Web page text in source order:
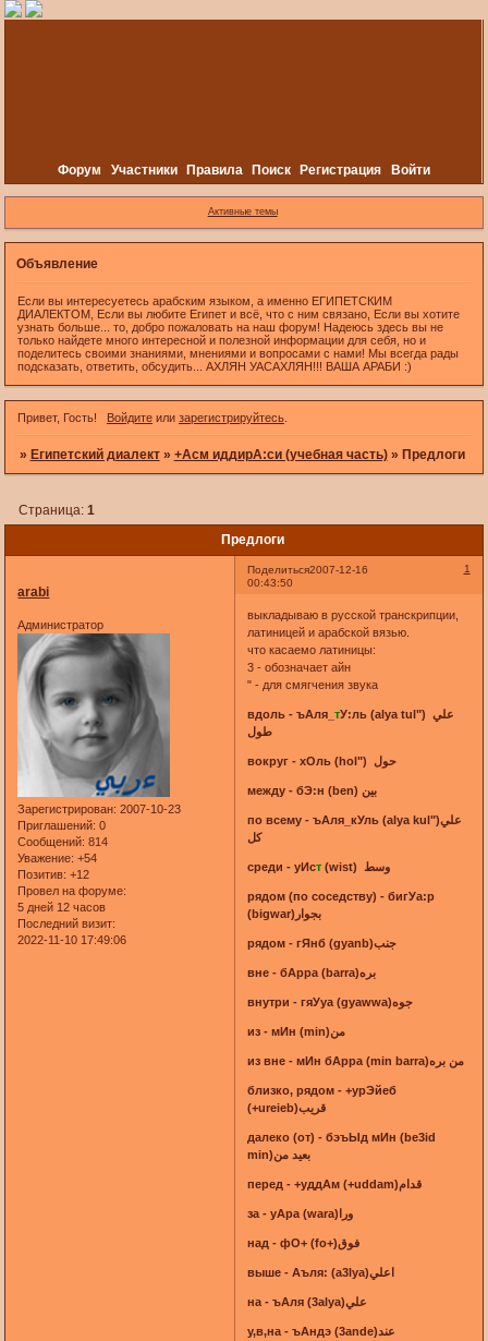
Форум Участники Правила Поиск Регистрация Войти
Активные темы
Объявление
Если вы интересуетесь арабским языком, а именно ЕГИПЕТСКИМ
ДИАЛЕКТОМ, Если вы любите Египет и всё, что с ним связано, Если вы хотите
узнать больше... то, добро пожаловать на наш форум! Надеюсь здесь вы не
только найдете много интересной и полезной информации для себя, но и
поделитесь своими знаниями, мнениями и вопросами с нами! Мы всегда рады
подсказать, ответить, обсудить... АХЛЯН УАСАХЛЯН!!! ВАША АРАБИ :)
Привет, Гость! Войдитеили зарегистрируйтесь.
» Египетский диалект » +Асм иддирА:си (учебная часть) » Предлоги
Предлоги
Страница: 1
Поделиться 1
2007-12-16
00:43:50
arabi
Администратор
Зарегистрирован: 2007-10-23
Приглашений: 0
Сообщений: 814
Уважение: +54
Позитив: +12
Провел на форуме:
5 дней 12 часов
Последний визит:
2022-11-10 17:49:06
выкладываю в русской транскрипции,
латиницей и арабской вязью.
что касаемо латиницы:
3 - обозначает айн
" - для смягчения звука
вдоль - ъАля_ тУ:ль (alya tul") علي
طول
вокруг - хОль (hol") حول
между - бЭ:н (ben) بين
по всему - ъАля_кУль (alya kul")علي
كل
среди - уИст (wist) وسط
рядом (по соседству) - бигУа:р
(bigwar)بجوار
рядом - гЯнб (gyanb)جنب
вне - бАрра (barra)بره
внутри - гяУуа (gyawwa)جوه
из - мИн (min)من
из вне - мИн бАрра (min barra)من بره
близко, рядом - +урЭйеб
(+ureieb)قريب
далеко (от) - бэъЫд мИн (be3id
min)بعيد من
перед - +уддАм (+uddam)قدام
за - уАра (wara)ورا
над - фО+ (fo+)فوق
выше - Аъля: (a3lya)اعلي
на - ъАля (3alya)علي
у,в,на - ъАндэ (3ande)عند